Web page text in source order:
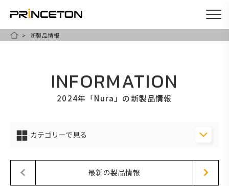
HOME新製品情報
INFORMATION
2024年「Nura」の新製品情報
カテゴリーで見る
最新の製品情報